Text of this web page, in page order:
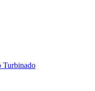
Turbinado